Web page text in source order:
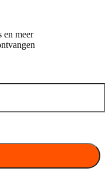
en meer